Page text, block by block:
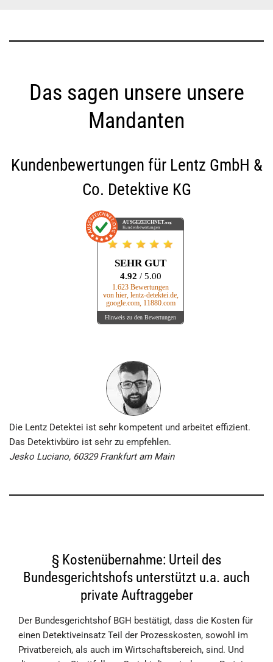
Das sagen unsere unsere
Mandanten
Kundenbewertungen für Lentz GmbH &
Co. Detektive KG
AUSGEZEICHNET .org
Kundenbewertungen
SEHR GUT
4.92 / 5.00
1.623 Bewertungen
von hier, lentz-detektei.de,
google.com, 11880.com
Hinweis zu den Bewertungen
Die Lentz Detektei ist sehr kompetent und arbeitet effizient.
Das Detektivbüro ist sehr zu empfehlen.
Jesko Luciano, 60329 Frankfurt am Main
§ Kostenübernahme: Urteil des
Bundesgerichtshofs unterstützt u.a. auch
private Auftraggeber
Der Bundesgerichtshof BGH bestätigt, dass die Kosten für
einen Detektiveinsatz Teil der Prozesskosten, sowohl im
Privatbereich, als auch im Wirtschaftsbereich, sind. Und